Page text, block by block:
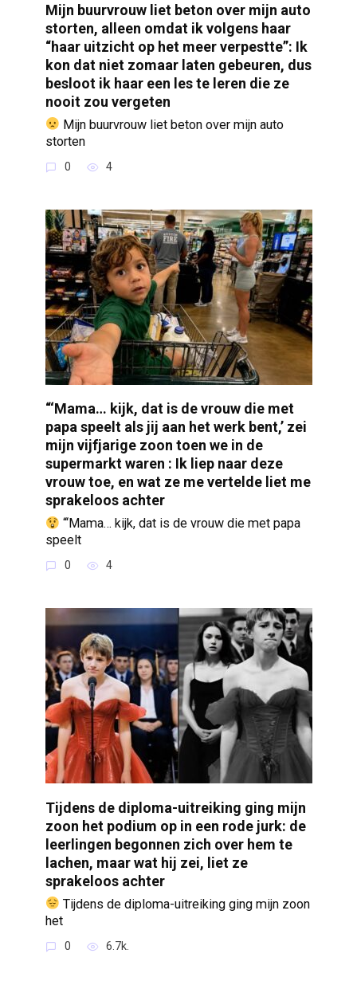
Mijn buurvrouw liet beton over mijn auto
storten, alleen omdat ik volgens haar
“haar uitzicht op het meer verpestte”: Ik
kon dat niet zomaar laten gebeuren, dus
besloot ik haar een les te leren die ze
nooit zou vergeten
Mijn buurvrouw liet beton over mijn auto
storten
0 4
“‘Mama… kijk, dat is de vrouw die met
papa speelt als jij aan het werk bent,’ zei
mijn vijfjarige zoon toen we in de
supermarkt waren : Ik liep naar deze
vrouw toe, en wat ze me vertelde liet me
sprakeloos achter
“‘Mama… kijk, dat is de vrouw die met papa
speelt
0 4
Tijdens de diploma-uitreiking ging mijn
zoon het podium op in een rode jurk: de
leerlingen begonnen zich over hem te
lachen, maar wat hij zei, liet ze
sprakeloos achter
Tijdens de diploma-uitreiking ging mijn zoon
het
0 6.7k.